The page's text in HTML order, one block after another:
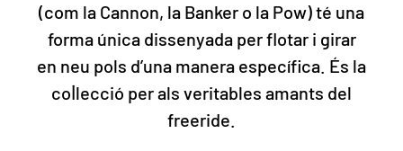
(com la Cannon, la Banker o la Pow) té una
forma única dissenyada per flotar i girar
en neu pols d’una manera específica. És la
col·lecció per als veritables amants del
freeride.